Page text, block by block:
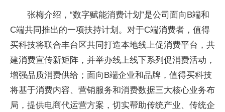
张梅介绍，“数字赋能消费计划”是公司面向B端和
C端共同推出的一项扶持计划。对于C端消费者，值得
买科技将联合丰台区共同打造本地线上促消费平台，共
建消费宣传新矩阵，并举办线上线下系列促消费活动，
增强品质消费供给；面向B端企业和品牌，值得买科技
将基于消费内容、营销服务和消费数据三大核心业务布
局，提供电商代运营方案，切实帮助传统产业、传统企